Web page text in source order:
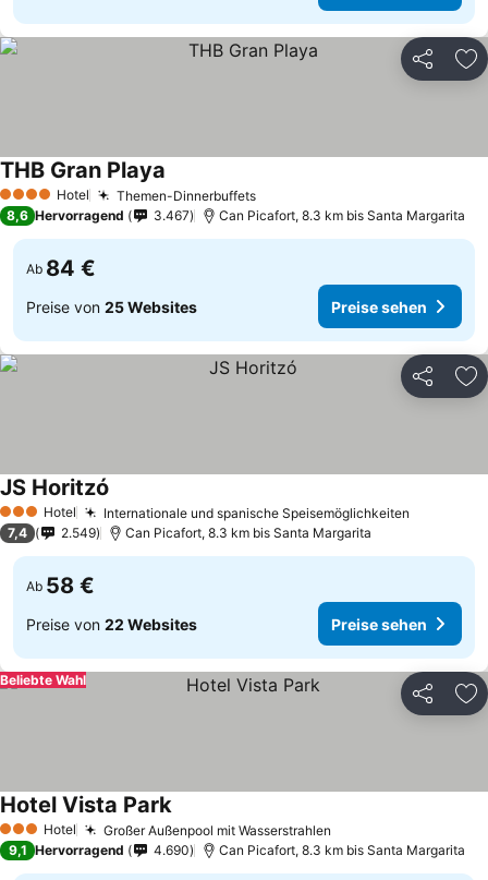
Teilen
4 Sterne Hotel Themen-Dinnerbuffets
THB Gran Playa
8,6 Hervorragend 3.467 Can Picafort, 8.3 km bis Santa Margarita
Ab 84 €
Preise von 25 Websites Preise sehen
Teilen
3 SterneHotel Internationale und spanische Speisemöglichkeiten
JS Horitzó
7,4 2.549 Can Picafort, 8.3 km bis Santa Margarita
Ab 58 €
Preise von 22 Websites Preise sehen
Teilen
Beliebte Wahl
3 SterneHotel Großer Außenpool mit Wasserstrahlen
Hotel Vista Park
9,1 Hervorragend 4.690 Can Picafort, 8.3 km bis Santa Margarita